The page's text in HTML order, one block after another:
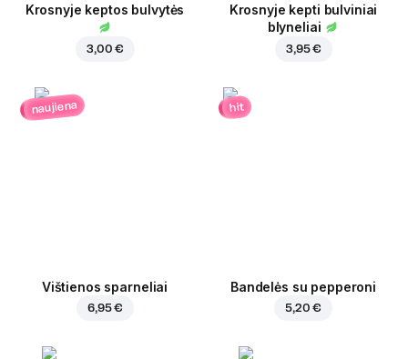
Krosnyje keptos bulvytės
3,00 €
Krosnyje kepti bulviniai
blyneliai
3,95 €
naujiena
Vištienos sparneliai
6,95 €
hit
Bandelės su pepperoni
5,20 €